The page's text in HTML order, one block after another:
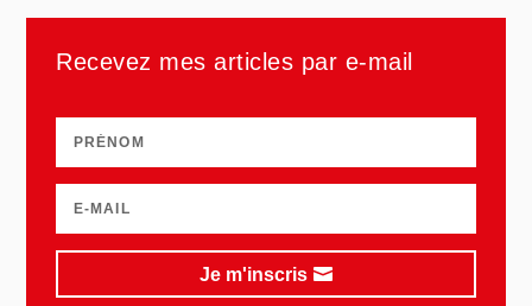
Recevez mes articles par e-mail
Je m'inscris